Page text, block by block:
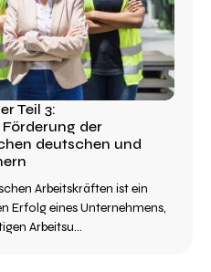
Teil 3:
der
deutschen und
Arbeitskräften ist ein
Erfolg eines Unternehmens,
Arbeitsu...